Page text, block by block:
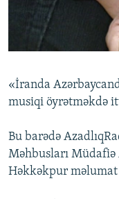
KARIKATURA
İSLAM VƏ DEMOKRATIYA
İZ - MƏDƏNIYYƏT
PEŞƏ ETIKASI VƏ
MATERIALLARIMIZDAN
BIZI IZLƏ
«İranda
musiqi öyrətməkdə
Bu barədə
Məhbusları Müdafiə
Həkkəkpur